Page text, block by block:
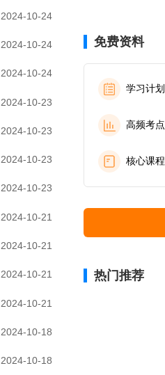
2024-10-24
2024-10-24
2024-10-24
2024-10-23
2024-10-23
2024-10-23
2024-10-23
2024-10-21
2024-10-21
2024-10-21
2024-10-21
2024-10-18
2024-10-18
免费资料
学习计划
高频考点
核心课程
热门推荐